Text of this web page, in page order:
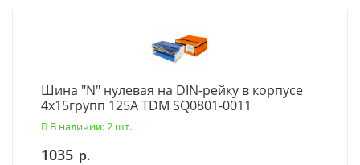
Шина "N" нулевая на DIN-рейку в корпусе
4х15групп 125А TDM SQ0801-0011
В наличии: 2 шт.
1035 р.